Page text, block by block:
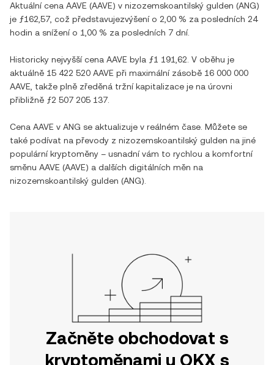
Aktuální cena AAVE (AAVE) v nizozemskoantilský gulden (ANG)
je ƒ162,57 , což představujezvýšenío 2,00 % za posledních 24
hodin a sníženío 1,00 % za posledních 7 dní.
Historicky nejvyšší cena AAVE byla ƒ1 191,62 . V oběhu je
aktuálně 15 422 520 AAVE při maximální zásobě 16 000 000
AAVE , takže plně zředěná tržní kapitalizace je na úrovni
přibližně ƒ2 507 205 137
Cena AAVE v ANG se aktualizuje v reálném čase. Můžete se
také podívat na převody z nizozemskoantilský gulden na jiné
populární kryptoměny – usnadní vám to rychlou a komfortní
směnu AAVE (AAVE) a dalších digitálních měn na
nizozemskoantilský gulden (ANG).
Začněte obchodovat s
kryptoměnami u OKX s